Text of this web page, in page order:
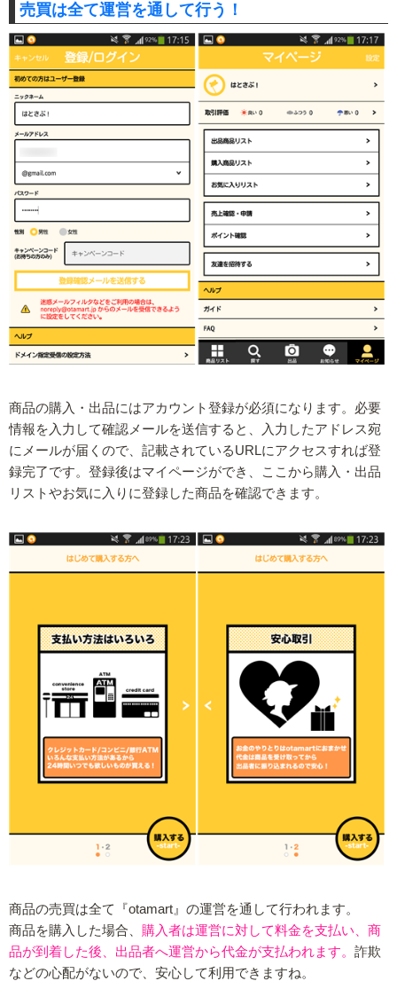
売買は全て運営を通して行う！
商品の購入・出品にはアカウント登録が必須になります。必要
情報を入力して確認メールを送信すると、入力したアドレス宛
にメールが届くので、記載されているURLにアクセスすれば登
録完了です。登録後はマイページができ、ここから購入・出品
リストやお気に入りに登録した商品を確認できます。
商品の売買は全て『otamart』の運営を通して行われます。
商品を購入した場合、 購入者は運営に対して料金を支払い、商
品が到着した後、出品者へ運営から代金が支払われます。 詐欺
などの心配がないので、安心して利用できますね。